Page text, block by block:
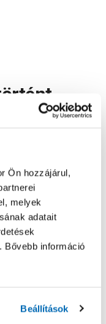
Ön hozzájárul,
melyek
adatait
Bővebb információ
Beállítások